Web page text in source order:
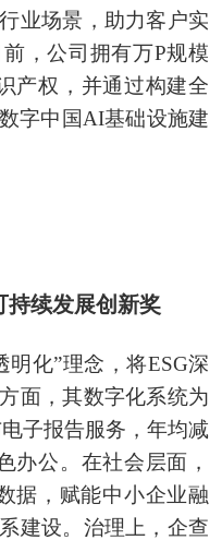
业场景，助力客户实
，公司拥有万P规模
产权，并通过构建全
字中国AI基础设施建
持续发展创新奖
化”理念，将ESG深
面，其数字化系统为
子报告服务，年均减
办公。在社会层面，
据，赋能中小企业融
建设。治理上，企查